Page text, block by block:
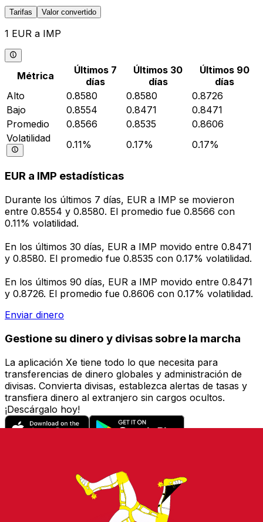
Tarifas Valor convertido
1 EUR a IMP
Métrica
Últimos 7
días
Últimos 30
días
Últimos 90
días
Alto
0.8580 0.8580
0.8726
Bajo
0.8554 0.8471
0.8471
Promedio
0.8566 0.8535
0.8606
Volatilidad
0.11% 0.17% 0.17%
EUR a IMP estadísticas
Durante los últimos 7 días, EUR a IMP se movieron
entre 0.8554 y 0.8580. El promedio fue 0.8566 con
0.11% volatilidad.
En los últimos 30 días, EUR a IMP movido entre 0.8471
y 0.8580. El promedio fue 0.8535 con 0.17% volatilidad.
En los últimos 90 días, EUR a IMP movido entre 0.8471
y 0.8726. El promedio fue 0.8606 con 0.17% volatilidad.
Enviar dinero
Gestione su dinero y divisas sobre la marcha
La aplicación Xe tiene todo lo que necesita para
transferencias de dinero globales y administración de
divisas. Convierta divisas, establezca alertas de tasas y
transfiera dinero al extranjero sin cargos ocultos.
¡Descárgalo hoy!